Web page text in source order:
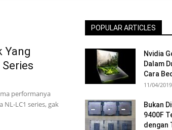
Yang
performanya
LC1 series, gak
POPULAR ARTICLES
Nvidia
Dalam
Cara
11/04/2019
Bukan
9400F
dengan